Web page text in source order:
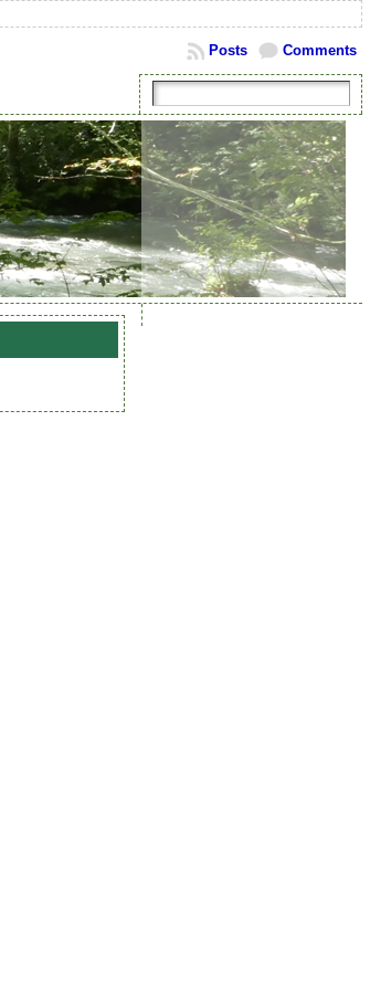
Comments
Posts